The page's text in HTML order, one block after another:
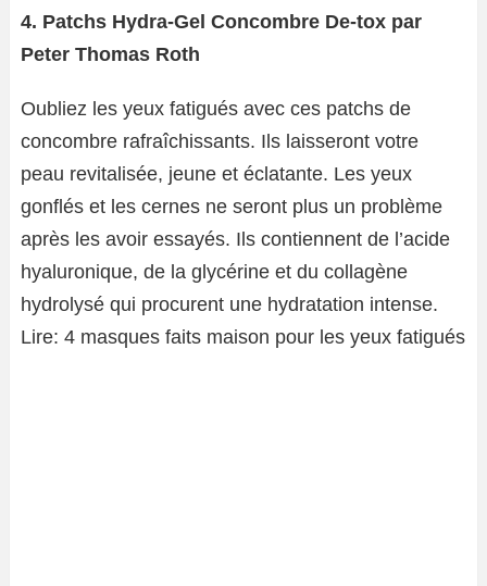
4. Patchs Hydra-Gel Concombre De-tox par
Peter Thomas Roth
Oubliez les yeux fatigués avec ces patchs de
concombre rafraîchissants. Ils laisseront votre
peau revitalisée, jeune et éclatante. Les yeux
gonflés et les cernes ne seront plus un problème
après les avoir essayés. Ils contiennent de l’acide
hyaluronique, de la glycérine et du collagène
hydrolysé qui procurent une hydratation intense.
Lire: 4 masques faits maison pour les yeux fatigués